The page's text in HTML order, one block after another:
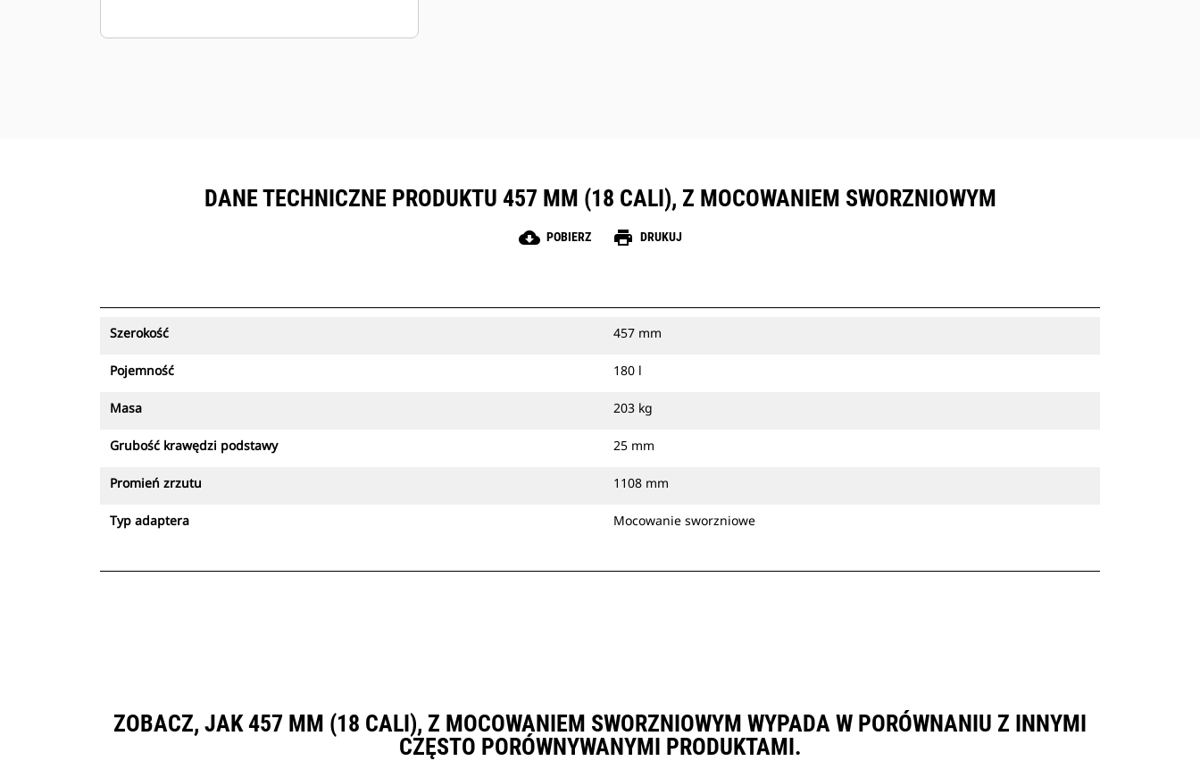
DANE TECHNICZNE PRODUKTU 457 MM (18 CALI), Z MOCOWANIEM SWORZNIOWYM
cloud_download POBIERZ print DRUKUJ
Szerokość 457 mm
Pojemność 180 l
Masa 203 kg
Grubość krawędzi podstawy 25 mm
Promień zrzutu 1108 mm
Typ adaptera Mocowanie sworzniowe
ZOBACZ, JAK 457 MM (18 CALI), Z MOCOWANIEM SWORZNIOWYM WYPADA W PORÓWNANIU Z INNYMI
CZĘSTO PORÓWNYWANYMI PRODUKTAMI.